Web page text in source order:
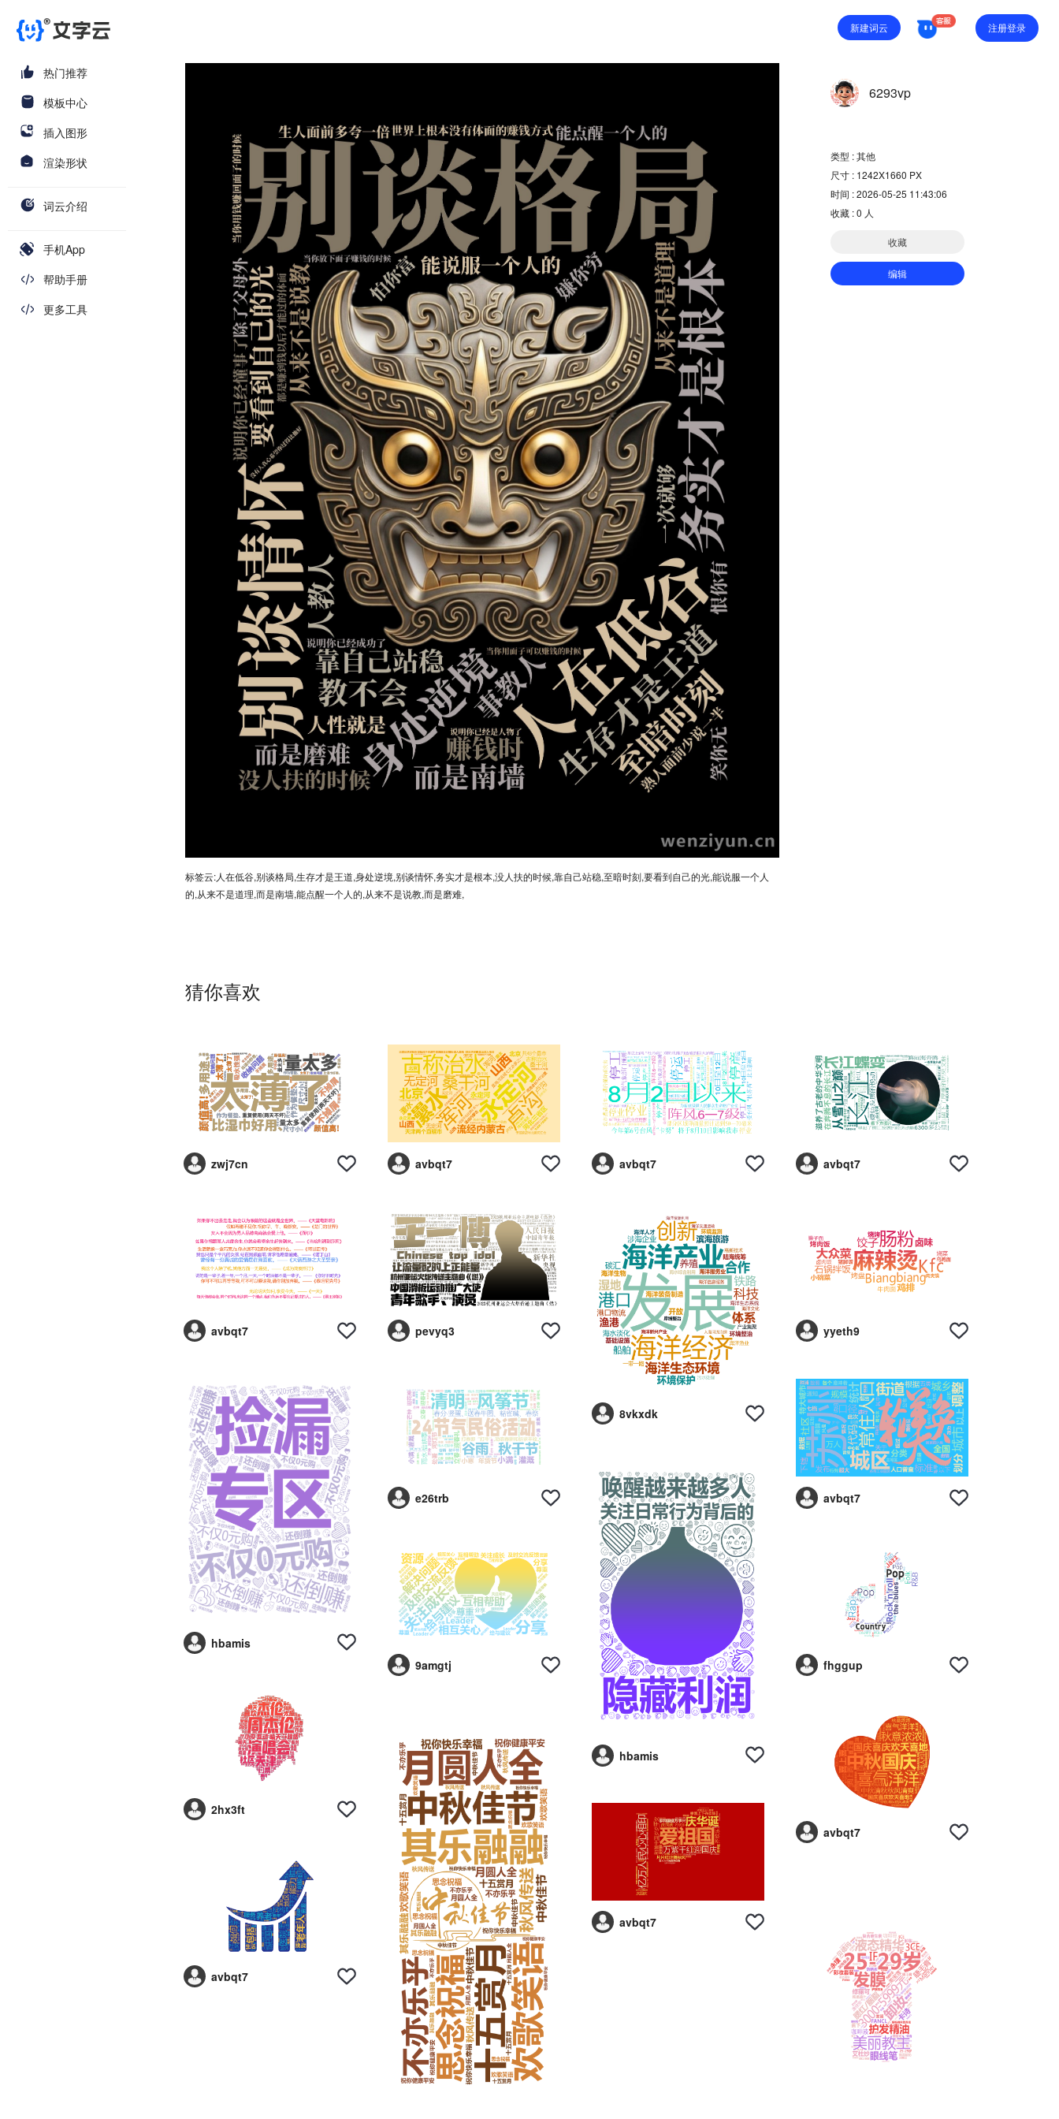
新建词云 注册登录
热门推荐
模板中心
插入图形
渲染形状
词云介绍
手机App
帮助手册
更多工具
标签云:人在低谷,别谈格局,生存才是王道,身处逆境,别谈情怀,务实才是根本,没人扶的时候,靠自己站稳,至暗时刻,要看到自己的光,能说服一个人
的,从来不是道理,而是南墙,能点醒一个人的,从来不是说教,而是磨难,
6293vp
类型 : 其他
尺寸 : 1242X1660 PX
时间 : 2026-05-25 11:43:06
收藏 :0 人
收藏
编辑
猜你喜欢
zwj7cn avbqt7 avbqt7 avbqt7
avbqt7 pevyq3
8vkxdk
yyeth9
hbamis
e26trb avbqt7
hbamis
9amgtj fhggup
2hx3ft
avbqt7
avbqt7
avbqt7